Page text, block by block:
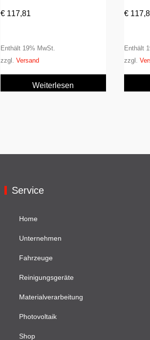
€ 117,81
Enthält 19% MwSt.
zzgl. Versand
Weiterlesen
€
Enthält
zzgl.
Service
Home
Unternehmen
Fahrzeuge
Reinigungsgeräte
Materialverarbeitung
Photovoltaik
Shop